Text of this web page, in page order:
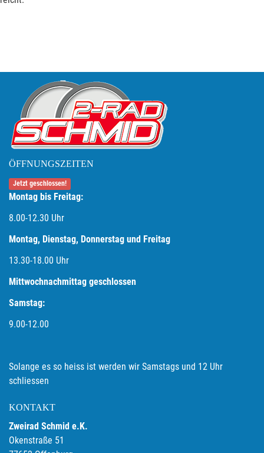
ÖFFNUNGSZEITEN
Jetzt geschlossen!
Montag bis Freitag:
8.00-12.30 Uhr
Montag, Dienstag, Donnerstag und Freitag
13.30-18.00 Uhr
Mittwochnachmittag geschlossen
Samstag:
9.00-12.00
Solange es so heiss ist werden wir Samstags und 12 Uhr
schliessen
KONTAKT
Zweirad Schmid e.K.
Okenstraße 51